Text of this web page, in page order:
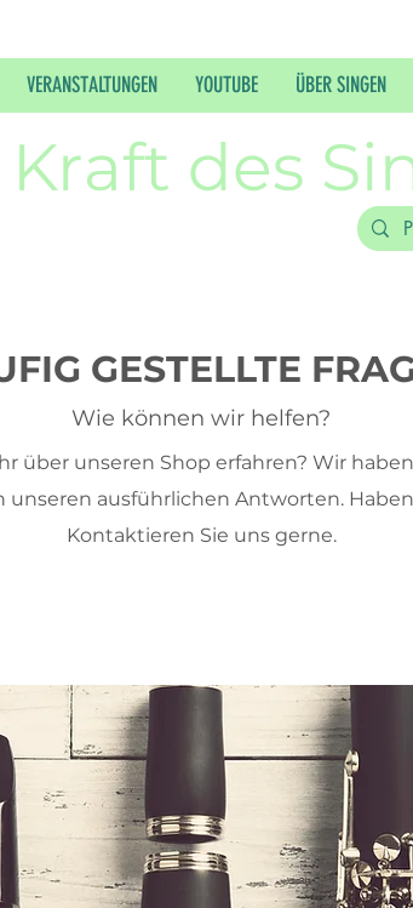
VERANSTALTUNGEN YOUTUBE ÜBER SINGEN
des
GESTELLTE
Wie können wir helfen?
über unseren Shop erfahren? Wir
ausführlichen Antworten.
Kontaktieren Sie uns gerne.